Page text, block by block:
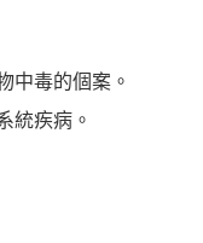
中毒的個案。
統疾病。